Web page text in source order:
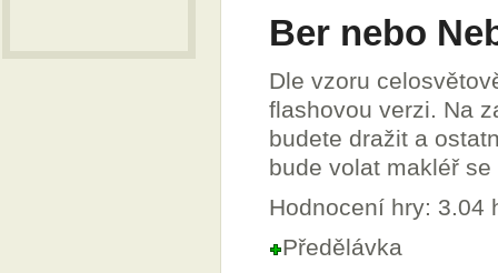
Ber nebo
Dle vzoru
flashovou verzi. Na
budete dražit a
bude volat makléř
Hodnocení hry: 3.04
Předělávka